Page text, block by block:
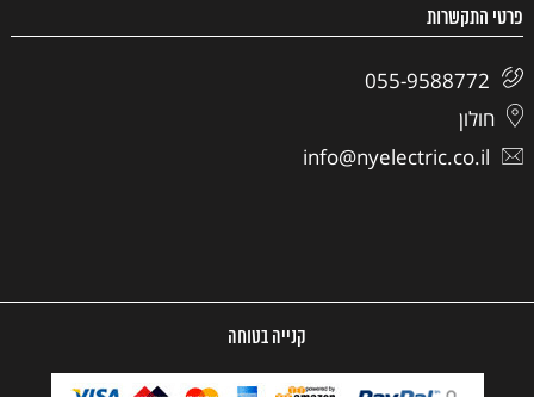
פרטי התקשרות
055-9588772
חולון
info@nyelectric.co.il
קנייה בטוחה